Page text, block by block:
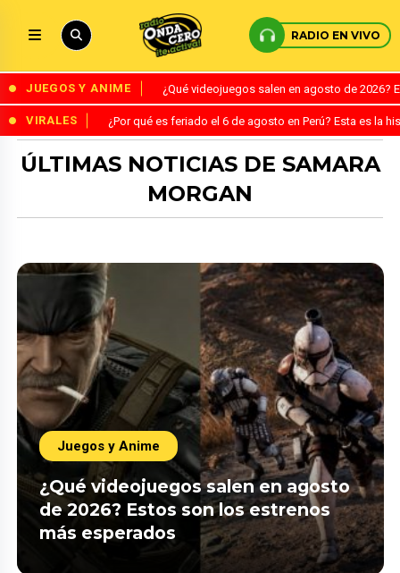
RADIO EN VIVO
JUEGOS Y ANIME ¿Qué videojuegos salen en agosto de
VIRALES ¿Por qué es feriado el 6 de agosto en Perú? Esta es la
ÚLTIMAS NOTICIAS DE SAMARA
MORGAN
Juegos y Anime
¿Qué videojuegos salen en agosto
de 2026? Estos son los estrenos
más esperados